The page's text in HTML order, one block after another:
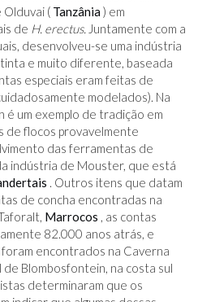
( Tanzânia) em
de H. erectus. Juntamente com a
desenvolveu-se uma indústria
e muito diferente, baseada
especiais eram feitas de
modelados). Na
é um exemplo de tradição em
de flocos provavelmente
das ferramentas de
indústria de Mouster, que está
. Outros itens que datam
de concha encontradas na
Marrocos , as contas
82.000 anos atrás, e
encontrados na Caverna
Blombosfontein, na costa sul
determinaram que os